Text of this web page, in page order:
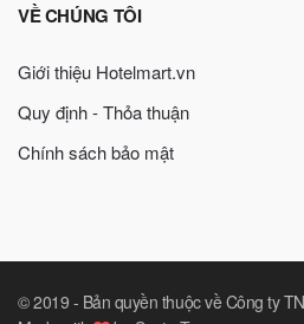
VỀ CHÚNG TÔI
Giới thiệu Hotelmart.vn
Quy định - Thỏa thuận
Chính sách bảo mật
© 2019 - Bản quyền thuộc về Công ty